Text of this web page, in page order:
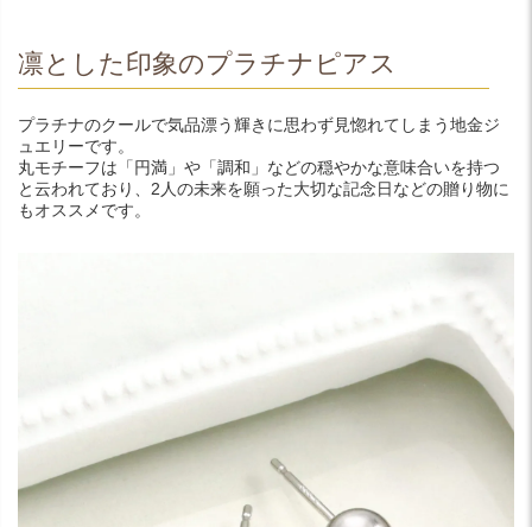
凛とした印象のプラチナピアス
プラチナのクールで気品漂う輝きに思わず見惚れてしまう地金ジ
ュエリーです。
丸モチーフは「円満」や「調和」などの穏やかな意味合いを持つ
と云われており、2人の未来を願った大切な記念日などの贈り物に
もオススメです。